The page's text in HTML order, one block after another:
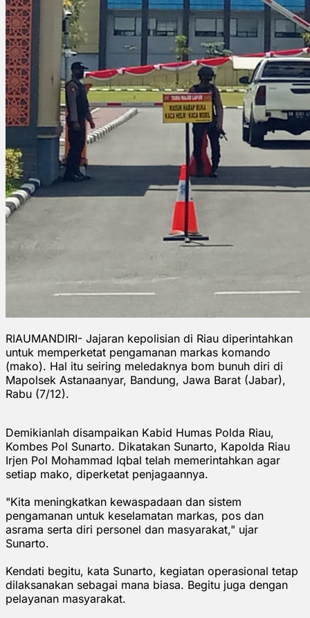
RIAUMANDIRI- Jajaran kepolisian di Riau diperintahkan
untuk memperketat pengamanan markas komando
(mako). Hal itu seiring meledaknya bom bunuh diri di
Mapolsek Astanaanyar, Bandung, Jawa Barat (Jabar),
Rabu (7/12).
Demikianlah disampaikan Kabid Humas Polda Riau,
Kombes Pol Sunarto. Dikatakan Sunarto, Kapolda Riau
Irjen Pol Mohammad Iqbal telah memerintahkan agar
setiap mako, diperketat penjagaannya.
"Kita meningkatkan kewaspadaan dan sistem
pengamanan untuk keselamatan markas, pos dan
asrama serta diri personel dan masyarakat," ujar
Sunarto.
Kendati begitu, kata Sunarto, kegiatan operasional tetap
dilaksanakan sebagai mana biasa. Begitu juga dengan
pelayanan masyarakat.